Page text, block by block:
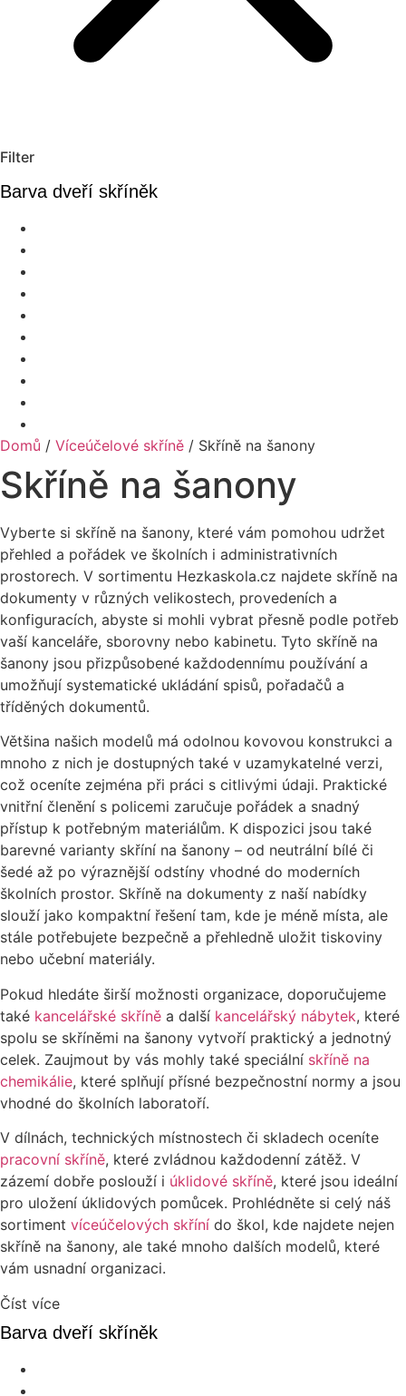
Filter
Barva dveří skříněk
Domů / Víceúčelové skříně / Skříně na šanony
Skříně na šanony
Vyberte si skříně na šanony, které vám pomohou udržet
přehled a pořádek ve školních i administrativních
prostorech. V sortimentu Hezkaskola.cz najdete skříně na
dokumenty v různých velikostech, provedeních a
konfiguracích, abyste si mohli vybrat přesně podle potřeb
vaší kanceláře, sborovny nebo kabinetu. Tyto skříně na
šanony jsou přizpůsobené každodennímu používání a
umožňují systematické ukládání spisů, pořadačů a
tříděných dokumentů.
Většina našich modelů má odolnou kovovou konstrukci a
mnoho z nich je dostupných také v uzamykatelné verzi,
což oceníte zejména při práci s citlivými údaji. Praktické
vnitřní členění s policemi zaručuje pořádek a snadný
přístup k potřebným materiálům. K dispozici jsou také
barevné varianty skříní na šanony – od neutrální bílé či
šedé až po výraznější odstíny vhodné do moderních
školních prostor. Skříně na dokumenty z naší nabídky
slouží jako kompaktní řešení tam, kde je méně místa, ale
stále potřebujete bezpečně a přehledně uložit tiskoviny
nebo učební materiály.
Pokud hledáte širší možnosti organizace, doporučujeme
také kancelářské skříně a další kancelářský nábytek, které
spolu se skříněmi na šanony vytvoří praktický a jednotný
celek. Zaujmout by vás mohly také speciální skříně na
chemikálie, které splňují přísné bezpečnostní normy a jsou
vhodné do školních laboratoří.
V dílnách, technických místnostech či skladech oceníte
pracovní skříně, které zvládnou každodenní zátěž. V
zázemí dobře poslouží i úklidové skříně, které jsou ideální
pro uložení úklidových pomůcek. Prohlédněte si celý náš
sortiment víceúčelových skříní do škol, kde najdete nejen
skříně na šanony, ale také mnoho dalších modelů, které
vám usnadní organizaci.
Číst více
Barva dveří skříněk